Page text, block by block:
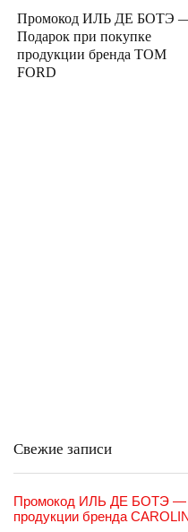
Промокод ИЛЬ ДЕ БОТЭ
Подарок при покупке
продукции бренда TOM
FORD
Свежие записи
Промокод ИЛЬ ДЕ БОТЭ —
продукции бренда